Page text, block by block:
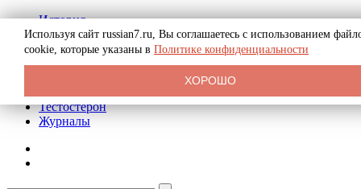
История
Биография
Криминал
Реклама на сайте
Тестостерон
Журналы
Используя сайт russian7.ru, Вы соглашаетесь с использованием
cookie, которые указаны в Политике конфиденциальности
ХОРОШО